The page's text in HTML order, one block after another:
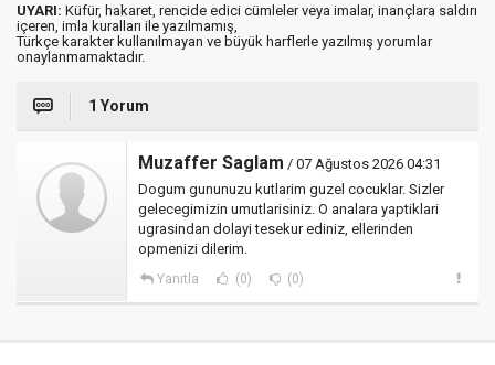
UYARI: Küfür, hakaret, rencide edici cümleler veya imalar, inançlara saldırı
içeren, imla kuralları ile yazılmamış,
Türkçe karakter kullanılmayan ve büyük harflerle yazılmış yorumlar
onaylanmamaktadır.
1 Yorum
Muzaffer Saglam / 07 Ağustos 2026 04:31
Dogum gununuzu kutlarim guzel cocuklar. Sizler
gelecegimizin umutlarisiniz. O analara yaptiklari
ugrasindan dolayi tesekur ediniz, ellerinden
opmenizi dilerim.
Yanıtla (0) (0)